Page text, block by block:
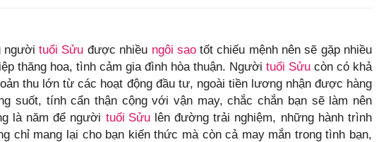
ngườituổi Sửu được nhiều ngôi saotốt chiếu mệnh nên sẽ gặp nhiều
thăng hoa, tình cảm gia đình hòa thuận. Người tuổi Sửu còn có khả
thu lớn từ các hoạt động đầu tư, ngoài tiền lương nhận được hàng
suốt, tính cẩn thận cộng với vận may, chắc chắn bạn sẽ làm nên
là năm để người tuổi Sửulên đường trải nghiệm, những hành trình
chỉ mang lại cho bạn kiến thức mà còn cả may mắn trong tình bạn,